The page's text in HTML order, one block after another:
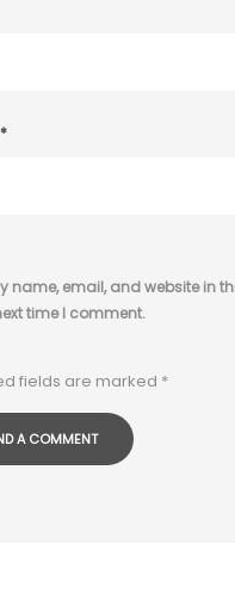
*
name, email, and website in
time I comment.
fields are marked *